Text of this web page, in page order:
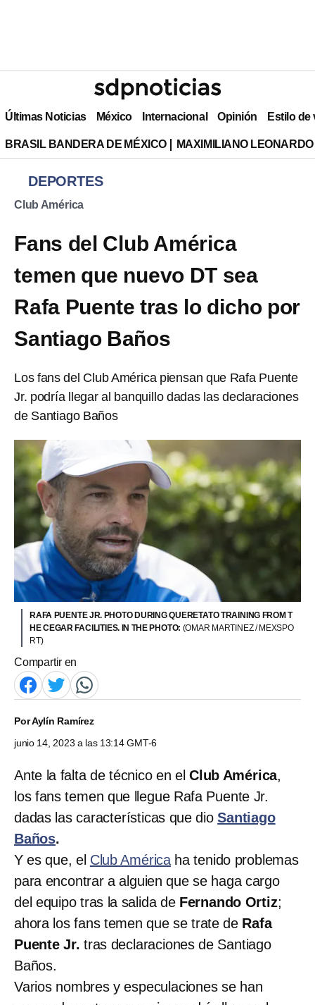
Últimas Noticias México Internacional Opinión Estilo de
BRASIL BANDERA DE MÉXICO MAXIMILIANO
DEPORTES
Club América
Fans del Club América
temen que nuevo DT sea
Rafa Puente tras lo dicho por
Santiago Baños
Los fans del Club América piensan que Rafa Puente
Jr. podría llegar al banquillo dadas las declaraciones
de Santiago Baños
RAFA PUENTE JR. PHOTO DURING QUERETATO TRAINING FROM T
HE CEGAR FACILITIES. IN THE PHOTO: (OMAR MARTINEZ / MEXSPO
RT)
Compartir en
PorAylín Ramírez
junio 14, 2023 a las 13:14 GMT-6
Ante la falta de técnico en el Club América,
los fans temen que llegue Rafa Puente Jr.
dadas las características que dioSantiago
Baños.
Y es que, el Club América ha tenido problemas
para encontrar a alguien que se haga cargo
del equipo tras la salida de Fernando Ortiz;
ahora los fans temen que se trate de Rafa
Puente Jr.tras declaraciones de Santiago
Baños.
Varios nombres y especulaciones se han